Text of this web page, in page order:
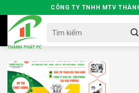
to
content
CÔNG TY TNHH MTV
for: